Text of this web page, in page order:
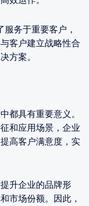
服务于重要客户，
客户建立战略性合
方案。
都具有重要意义。
和应用场景，企业
高客户满意度，实
升企业的品牌形
市场份额。因此，